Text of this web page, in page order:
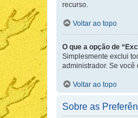
recurso.
Voltar ao topo
O que a opção de
Simplesmente exclui
administrador. Se
Voltar ao topo
Sobre as